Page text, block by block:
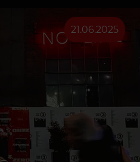
21.06.2025